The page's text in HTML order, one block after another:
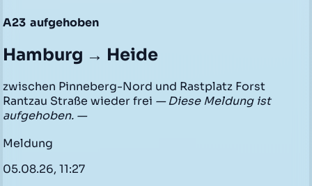
A23 aufgehoben
Hamburg → Heide
zwischen Pinneberg-Nord und Rastplatz Forst
Rantzau Straße wieder frei — Diese Meldung ist
aufgehoben. —
Meldung
05.08.26, 11:27